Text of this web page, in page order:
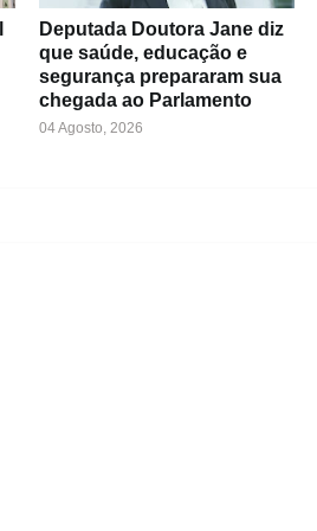
Deputada Doutora Jane diz
que saúde, educação e
segurança prepararam sua
chegada ao Parlamento
04 Agosto, 2026